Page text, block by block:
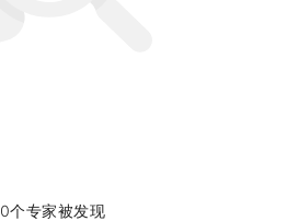
0个专家被发现